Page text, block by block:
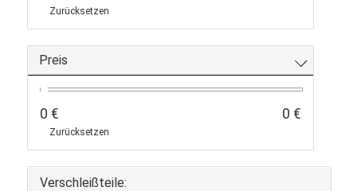
Zurücksetzen
Preis
0 € 0 €
Zurücksetzen
Verschleißteile: